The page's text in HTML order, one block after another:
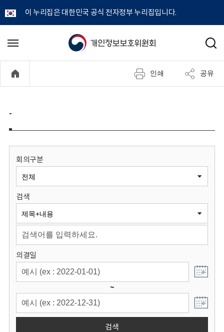
이 누리집은 대한민국 공식 전자정부 누리집입니다.
개
정
보
원
회
메
기
검
인쇄 공유
-
회의구분
검색
의결일
~
검색